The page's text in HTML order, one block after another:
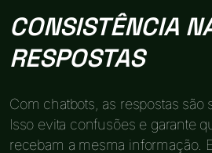
CONSISTÊNCIA
RESPOSTAS
Com chatbots, as respostas são
Isso evita confusões e garante
recebam a mesma informação.